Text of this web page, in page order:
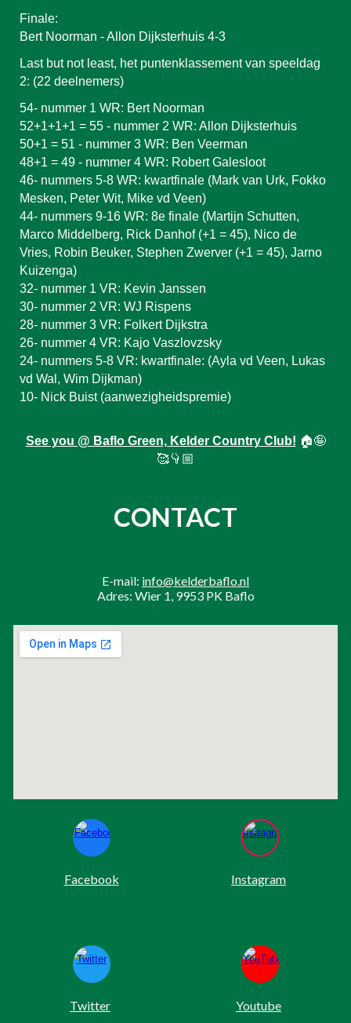
Finale:
Bert Noorman - Allon Dijksterhuis 4-3
Last but not least, het puntenklassement van speeldag
2: (22 deelnemers)
54- nummer 1 WR: Bert Noorman
52+1+1+1 = 55 - nummer 2 WR: Allon Dijksterhuis
50+1 = 51 - nummer 3 WR: Ben Veerman
48+1 = 49 - nummer 4 WR: Robert Galesloot
46- nummers 5-8 WR: kwartfinale (Mark van Urk, Fokko
Mesken, Peter Wit, Mike vd Veen)
44- nummers 9-16 WR: 8e finale (Martijn Schutten,
Marco Middelberg, Rick Danhof (+1 = 45), Nico de
Vries, Robin Beuker, Stephen Zwerver (+1 = 45), Jarno
Kuizenga)
32- nummer 1 VR: Kevin Janssen
30- nummer 2 VR: WJ Rispens
28- nummer 3 VR: Folkert Dijkstra
26- nummer 4 VR: Kajo Vaszlovzsky
24- nummers 5-8 VR: kwartfinale: (Ayla vd Veen, Lukas
vd Wal, Wim Dijkman)
10- Nick Buist (aanwezigheidspremie)
See you @ Baflo Green, Kelder Country Club! 🏠🤪
🥰👇🏼
CONTACT
E-mail: info@kelderbaflo.nl
Adres: Wier 1, 9953 PK Baflo
Facebook Instagram
Twitter Youtube